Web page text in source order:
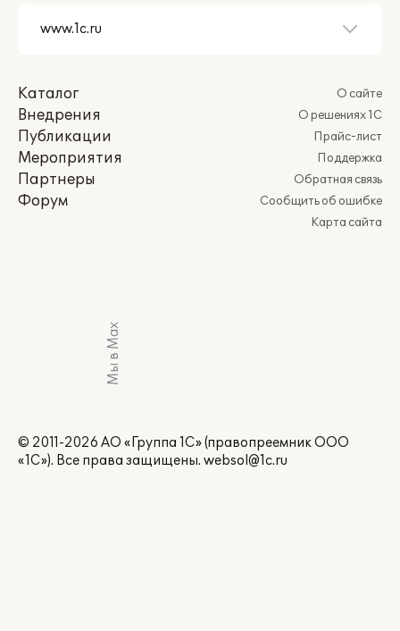
Каталог
Внедрения
Публикации
Мероприятия
Партнеры
Форум
О сайте
О решениях 1С
Прайс-лист
Поддержка
Обратная связь
Сообщить об ошибке
Карта сайта
Мы в Max
© 2011-2026 АО «Группа 1С» (правопреемник ООО
«1С»). Все права защищены. websol@1c.ru